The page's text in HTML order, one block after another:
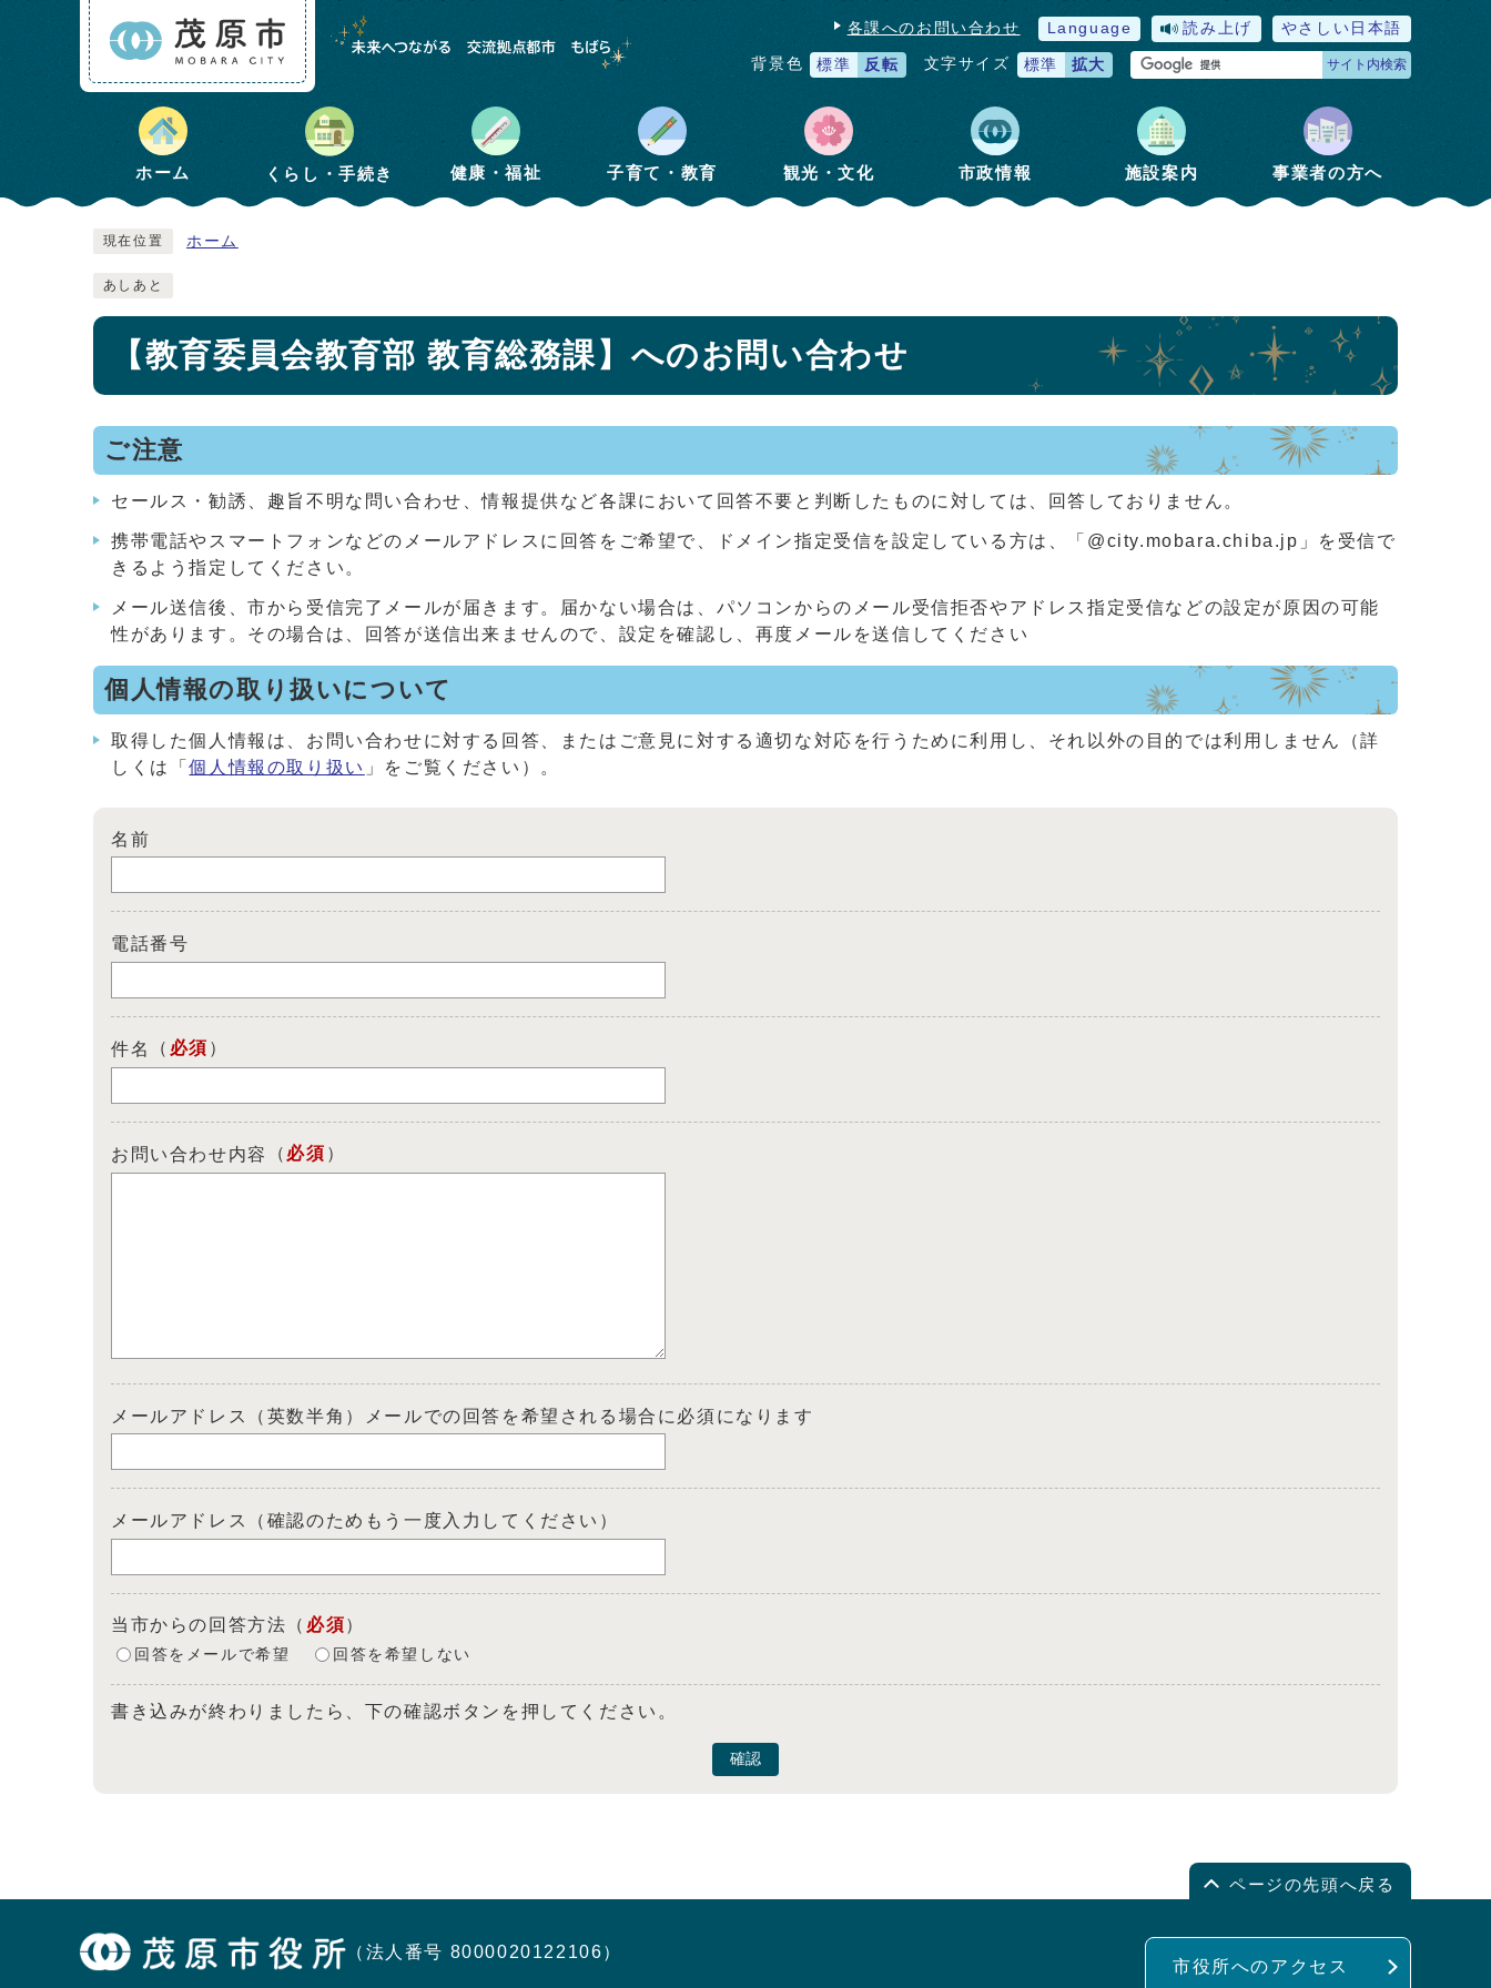
各課へのお問い合わせ Language 読み上げ やさしい日本語
背景色 標準 反転 文字サイズ 標準 拡大 サイト内検索
ホーム くらし・手続き 健康・福祉 子育て・教育 観光・文化 市政情報 施設案内 事業者の方へ
現在位置 ホーム
あしあと
【教育委員会教育部 教育総務課】へのお問い合わせ
ご注意
セールス・勧誘、趣旨不明な問い合わせ、情報提供など各課において回答不要と判断したものに対しては、回答しておりません。
携帯電話やスマートフォンなどのメールアドレスに回答をご希望で、ドメイン指定受信を設定している方は、「@city.mobara.chiba.jp」を受信で
きるよう指定してください。
メール送信後、市から受信完了メールが届きます。届かない場合は、パソコンからのメール受信拒否やアドレス指定受信などの設定が原因の可能
性があります。その場合は、回答が送信出来ませんので、設定を確認し、再度メールを送信してください
個人情報の取り扱いについて
取得した個人情報は、お問い合わせに対する回答、またはご意見に対する適切な対応を行うために利用し、それ以外の目的では利用しません（詳
しくは「個人情報の取り扱い 」をご覧ください）。
名前
電話番号
件名 （ 必須 ）
お問い合わせ内容 （ 必須 ）
メールアドレス（英数半角）メールでの回答を希望される場合に必須になります
メールアドレス（確認のためもう一度入力してください）
当市からの回答方法 （ 必須）
回答をメールで希望 回答を希望しない
書き込みが終わりましたら、下の確認ボタンを押してください。
確認
ページの先頭へ戻る
（法人番号 8000020122106）
市役所へのアクセス